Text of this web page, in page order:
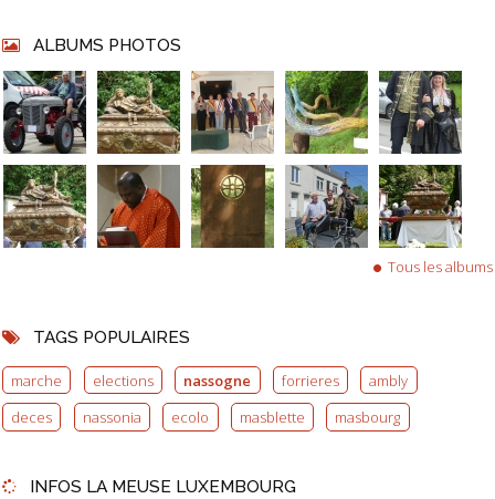
ALBUMS PHOTOS
Tous les albums
TAGS POPULAIRES
marche elections nassogne forrieres
ambly
deces
nassonia ecolo masblette masbourg
INFOS LA MEUSE LUXEMBOURG